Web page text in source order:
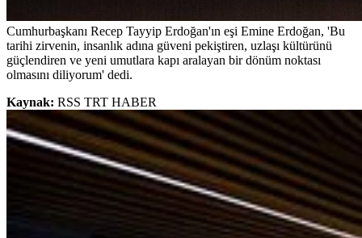
Cumhurbaşkanı Recep Tayyip Erdoğan'ın eşi Emine Erdoğan, 'Bu
tarihi zirvenin, insanlık adına güveni pekiştiren, uzlaşı kültürünü
güçlendiren ve yeni umutlara kapı aralayan bir dönüm noktası
olmasını diliyorum' dedi.
Kaynak: RSS TRT HABER